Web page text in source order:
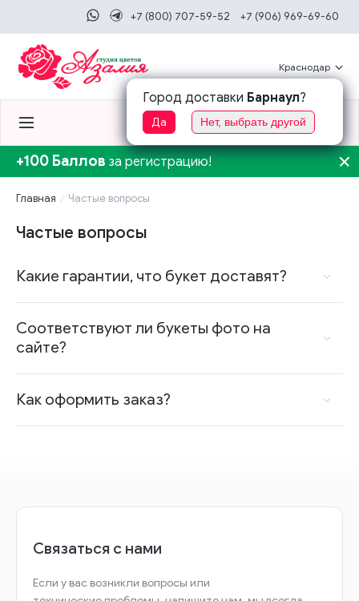
+7 (800) 707-59-52 +7 (906) 969-69-60
Краснодар
Город доставки Барнаул?
Да Нет, выбрать другой
0 0
+100 Баллов за регистрацию!
Главная Частые вопросы
Частые вопросы
Какие гарантии, что букет доставят?
Соответствуют ли букеты фото на
сайте?
Как оформить заказ?
Связаться с нами
Если у вас возникли вопросы или